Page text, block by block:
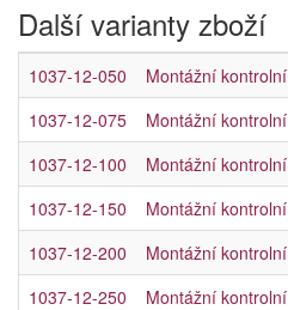
Další varianty zboží
1037-12-050
Montážní
1037-12-075
Montážní
1037-12-100
Montážní
1037-12-150
Montážní
1037-12-200
Montážní
1037-12-250
Montážní